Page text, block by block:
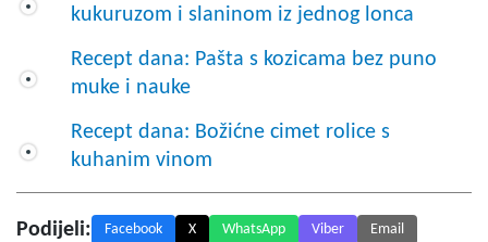
kukuruzom i slaninom iz jednog lonca
Recept dana: Pašta s kozicama bez puno
muke i nauke
Recept dana: Božićne cimet rolice s
kuhanim vinom
Podijeli: Facebook X WhatsApp Viber Email